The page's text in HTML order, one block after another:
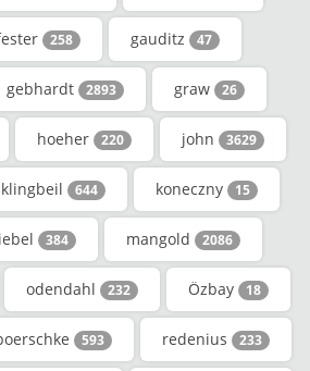
258 gauditz 47
gebhardt 2893 graw 26
hoeher 220 john 3629
klingbeil 644 koneczny 15
384 mangold 2086
odendahl 232 Özbay 18
593 redenius 233